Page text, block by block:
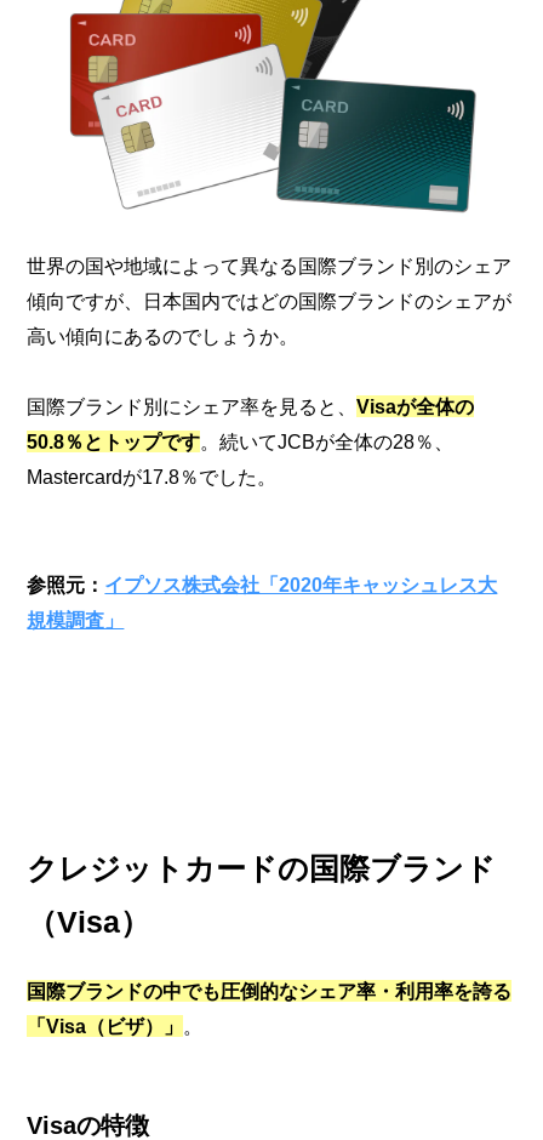
世界の国や地域によって異なる国際ブランド別のシェア
傾向ですが、日本国内ではどの国際ブランドのシェアが
高い傾向にあるのでしょうか。
国際ブランド別にシェア率を見ると、Visaが全体の
50.8％とトップです。続いてJCBが全体の28％、
Mastercardが17.8％でした。
参照元： イプソス株式会社「2020年キャッシュレス大
規模調査」
クレジットカードの国際ブランド
（Visa）
国際ブランドの中でも圧倒的なシェア率・利用率を誇る
「Visa（ビザ）」 。
Visaの特徴